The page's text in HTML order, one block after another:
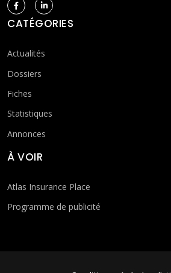
CATÉGORIES
Actualités
Dossiers
Fiches
Statistiques
Annonces
À VOIR
Atlas Insurance Place
Programme de publicité